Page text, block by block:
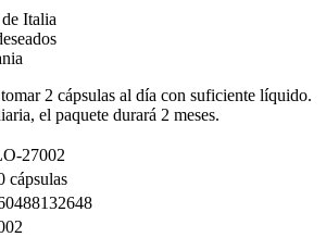
Italia
tomar 2 cápsulas al día con suficiente líquido.
el paquete durará 2 meses.
27002
cápsulas